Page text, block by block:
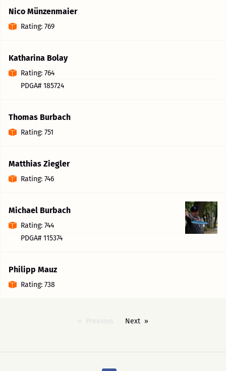
Nico Münzenmaier
Rating: 769
Katharina Bolay
Rating: 764
PDGA# 185724
Thomas Burbach
Rating: 751
Matthias Ziegler
Rating: 746
Michael Burbach
Rating: 744
PDGA# 115374
Philipp Mauz
Rating: 738
Previous Next